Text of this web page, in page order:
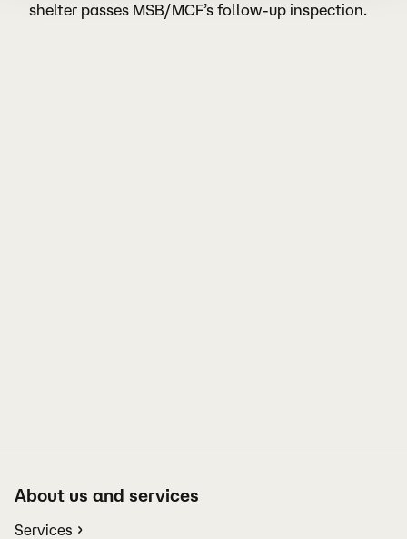
shelter passes MSB/MCF’s follow-up inspection.
About us and services
Services